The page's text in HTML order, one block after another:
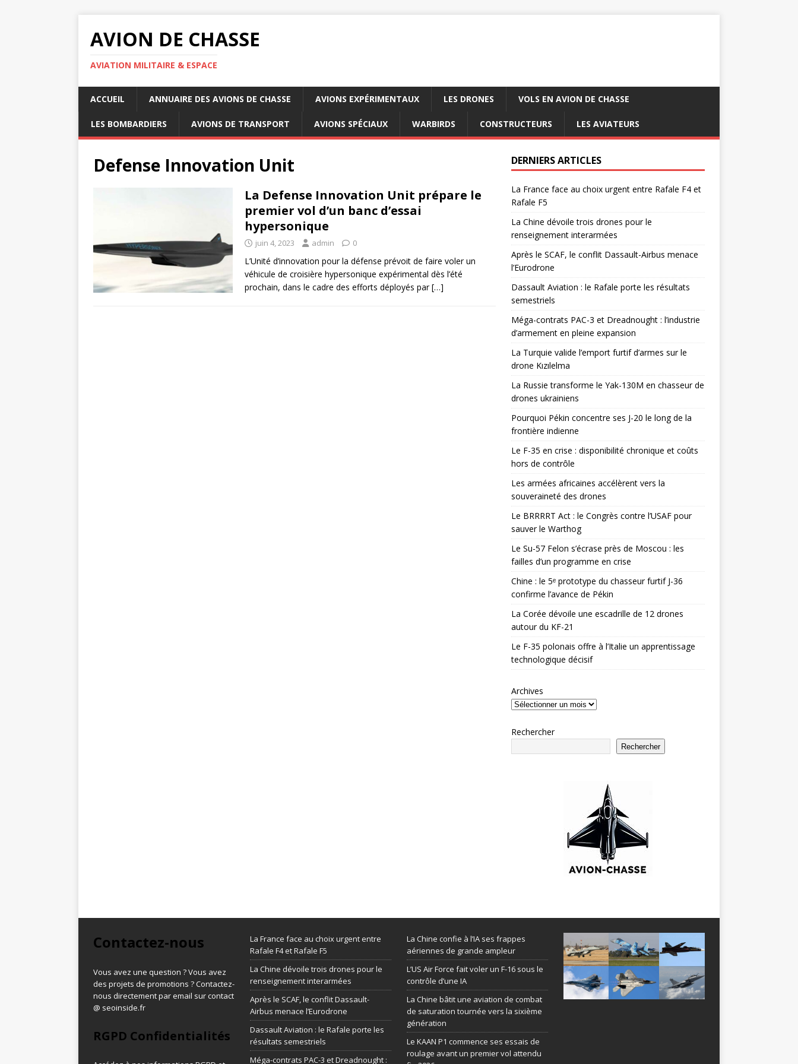
AVION DE CHASSE
AVIATION MILITAIRE & ESPACE
ACCUEIL ANNUAIRE DES AVIONS DE CHASSE AVIONS EXPÉRIMENTAUX LES DRONES VOLS EN AVION DE CHASSE
LES BOMBARDIERS AVIONS DE TRANSPORT AVIONS SPÉCIAUX WARBIRDS CONSTRUCTEURS LES AVIATEURS
Defense Innovation Unit
La Defense Innovation Unit prépare le
premier vol d’un banc d’essai
hypersonique
juin 4, 2023 admin 0
L’Unité d’innovation pour la défense prévoit de faire voler un
véhicule de croisière hypersonique expérimental dès l’été
prochain, dans le cadre des efforts déployés par[…]
DERNIERS ARTICLES
La France face au choix urgent entre Rafale F4 et
Rafale F5
La Chine dévoile trois drones pour le
renseignement interarmées
Après le SCAF, le conflit Dassault-Airbus menace
l’Eurodrone
Dassault Aviation : le Rafale porte les résultats
semestriels
Méga-contrats PAC-3 et Dreadnought : l’industrie
d’armement en pleine expansion
La Turquie valide l’emport furtif d’armes sur le
drone Kızılelma
La Russie transforme le Yak-130M en chasseur de
drones ukrainiens
Pourquoi Pékin concentre ses J-20 le long de la
frontière indienne
Le F-35 en crise : disponibilité chronique et coûts
hors de contrôle
Les armées africaines accélèrent vers la
souveraineté des drones
Le BRRRRT Act : le Congrès contre l’USAF pour
sauver le Warthog
Le Su-57 Felon s’écrase près de Moscou : les
failles d’un programme en crise
Chine : le 5ᵉ prototype du chasseur furtif J-36
confirme l’avance de Pékin
La Corée dévoile une escadrille de 12 drones
autour du KF-21
Le F-35 polonais offre à l’Italie un apprentissage
technologique décisif
Archives
Rechercher
Rechercher
Contactez-nous
Vous avez une question ? Vous avez
des projets de promotions ? Contactez-
nous directement par email sur contact
@ seoinside.fr
RGPD Confidentialités
La France face au choix urgent entre
Rafale F4 et Rafale F5
La Chine dévoile trois drones pour le
renseignement interarmées
Après le SCAF, le conflit Dassault-
Airbus menace l’Eurodrone
Dassault Aviation : le Rafale porte les
résultats semestriels
Méga-contrats PAC-3 et Dreadnought :
La Chine confie à l’IA ses frappes
aériennes de grande ampleur
L’US Air Force fait voler un F-16 sous le
contrôle d’une IA
La Chine bâtit une aviation de combat
de saturation tournée vers la sixième
génération
Le KAAN P1 commence ses essais de
roulage avant un premier vol attendu